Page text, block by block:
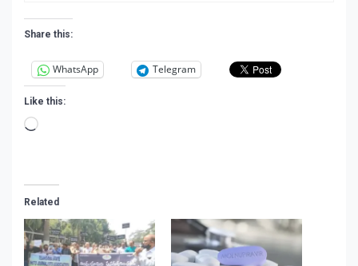
Share this:
WhatsApp Telegram
Like this:
Loading…
Related